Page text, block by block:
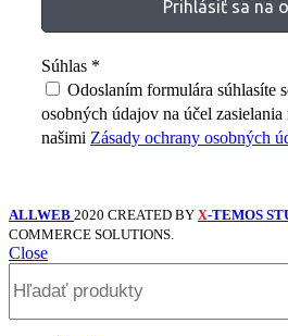
Súhlas *
Odoslaním formulára súhlasíte
osobných údajov na účel zasielania
našimi Zásady ochrany osobných
ALLWEB 2020 CREATED BY X-TEMOS
COMMERCE SOLUTIONS.
Close